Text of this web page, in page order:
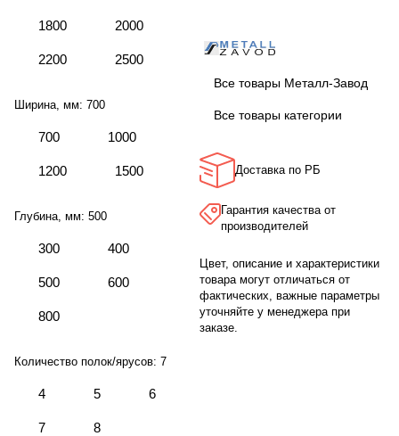
1800 2000
2200 2500
Ширина, мм: 700
700 1000
1200 1500
Глубина, мм: 500
300 400
500 600
800
Количество полок/ярусов: 7
4 5 6
7 8
Все товары Металл-Завод
Все товары категории
Доставка по РБ
Гарантия качества от
производителей
Цвет, описание и характеристики
товара могут отличаться от
фактических, важные параметры
уточняйте у менеджера при
заказе.